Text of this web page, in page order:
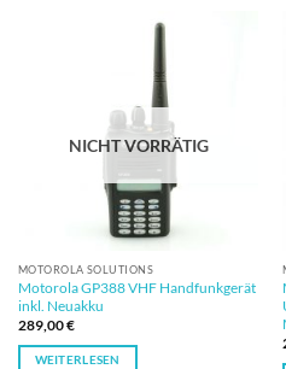
NICHT VORRÄTIG
MOTOROLA SOLUTIONS
Motorola GP388 VHF Handfunkgerät
inkl. Neuakku
289,00€
WEITERLESEN